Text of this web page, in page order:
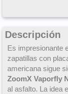
Descripción
Es impresionante
zapatillas con
americana sigue
ZoomX Vaporfly
al asfalto. La idea